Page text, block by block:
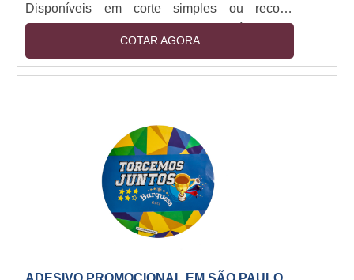
Disponíveis em corte simples ou recorte
especial (plotter). Camada removível sem
resíduos. Resistência a intempéries (6+ meses
outdoor). Espessuras: 80-150 micra. Aplicação
COTAR AGORA